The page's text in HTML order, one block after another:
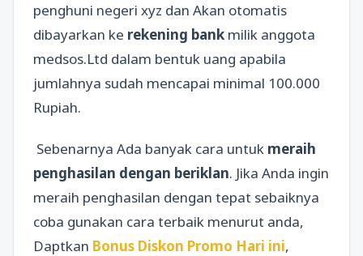
penghuni negeri xyz dan Akan otomatis
dibayarkan ke rekening bank milik anggota
medsos.Ltd dalam bentuk uang apabila
jumlahnya sudah mencapai minimal 100.000
Rupiah.
Sebenarnya Ada banyak cara untuk meraih
penghasilan dengan beriklan. Jika Anda ingin
meraih penghasilan dengan tepat sebaiknya
coba gunakan cara terbaik menurut anda,
Daptkan Bonus Diskon Promo Hari ini,